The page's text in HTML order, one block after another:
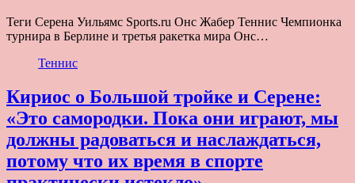
Теги Серена Уильямс Sports.ru Онс Жабер Теннис Чемпионка
турнира в Берлине и третья ракетка мира Онс…
Теннис
Кириос о Большой тройке и Серене:
«Это самородки. Пока они играют, мы
должны радоваться и наслаждаться,
потому что их время в спорте